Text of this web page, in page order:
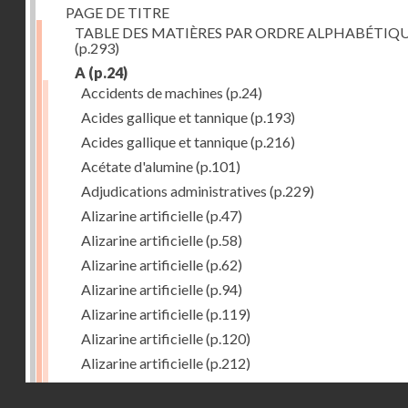
PAGE DE TITRE
TABLE DES MATIÈRES PAR ORDRE
(p.293)
A (p.24)
Accidents de machines (p.24)
Acides gallique et tannique(p.193)
Acides gallique et tannique(p.216)
Acétate d'alumine(p.101)
Adjudications administratives (p.229)
Alizarine artificielle(p.47)
Alizarine artificielle(p.58)
Alizarine artificielle(p.62)
Alizarine artificielle(p.94)
Alizarine artificielle(p.119)
Alizarine artificielle(p.120)
Alizarine artificielle(p.212)
Alizarine artificielle(p.256)